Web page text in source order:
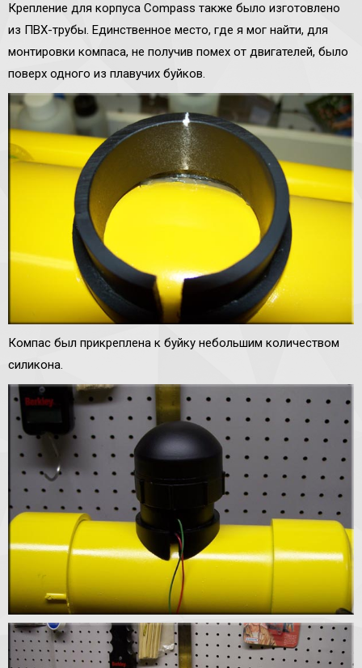
Крепление для корпуса Compass также было изготовлено
из ПВХ-трубы. Единственное место, где я мог найти, для
монтировки компаса, не получив помех от двигателей, было
поверх одного из плавучих буйков.
Компас был прикреплена к буйку небольшим количеством
силикона.